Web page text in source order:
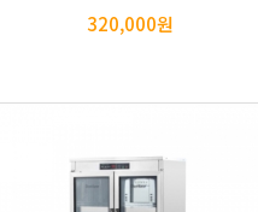
320,000원